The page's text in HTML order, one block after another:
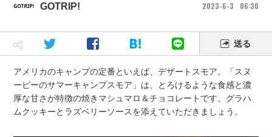
GOTRIP! 2023 6 3 06 30
送る
アメリカのキャンプの定番といえば、デザートスモア。「スヌ
ーピーのサマーキャンプスモア」は、とろけるような食感と濃
厚な甘さが特徴の焼きマシュマロ＆チョコレートです。グラハ
ムクッキーとラズベリーソースを添えていただきましょう。